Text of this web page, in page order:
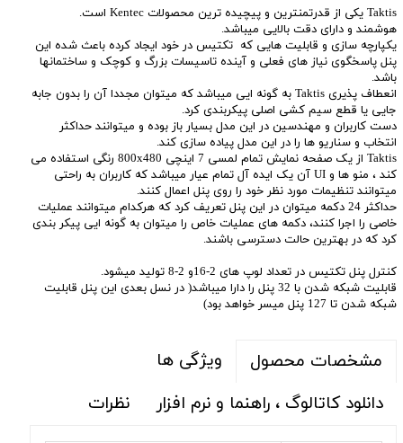
Taktis یکی از قدرتمنترین و پیچیده ترین محصولات Kentec است.
هوشمند و دارای دقت بالایی میباشد.
یکپارچه سازی و قابلیت هایی که تکتیس در خود ایجاد کرده باعث شده این
پنل پاسخگوی نیاز های فعلی و آینده تاسیسات بزرگ و کوچک و ساختمانها
باشد.
انعطاف پذیری Taktis به گونه ایی میباشد که میتوان مجددا آن را بدون جابه
جایی یا قطع سیم کشی اصلی پیکربندی کرد.
دست کاربران و مهندسین در این مدل بسیار باز بوده و میتوانند حداکثر
انتخاب و سناریو ها را در این مدل پیاده سازی کند.
Taktis از یک صفحه نمایش تمام لمسی 7 اینچی 800x480 رنگی استفاده می
کند ، منو ها و UI آن یک ایده آل تمام عیار میباشد که کاربران به راحتی
میتوانند تنظیمات مورد نظر خود را روی پنل اعمال کنند.
حداکثر 24 دکمه میتوان در این پنل تعریف کرد که هرکدام میتوانند عملیات
خاصی را اجرا کنند، دکمه های عملیات خاص را میتوان به گونه ایی پیکر بندی
کرد که در بهترین حالت دسترسی باشند.
کنترل پنل تکتیس در تعداد لوپ های 2-16و 2-8 تولید میشود.
قابلیت شبکه شدن با 32 پنل را دارا میباشد( در نسل بعدی این پنل قابلیت
شبکه شدن تا 127 پنل میسر خواهد بود)
مشخصات محصول
ویژگی ها
دانلود کاتالوگ ، راهنما و نرم افزار
نظرات